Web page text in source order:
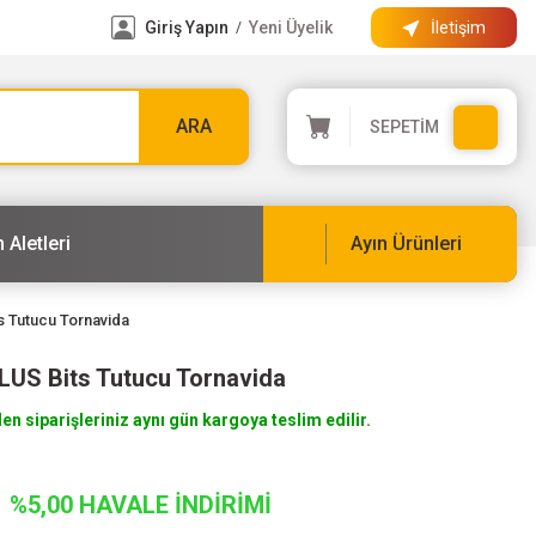
Giriş Yapın / Yeni Üyelik İletişim
ARA SEPETİM
Aletleri Ayın Ürünleri
Tutucu Tornavida
Bits Tutucu Tornavida
siparişleriniz aynı gün kargoya teslim edilir.
%5,00 HAVALE İNDİRİMİ